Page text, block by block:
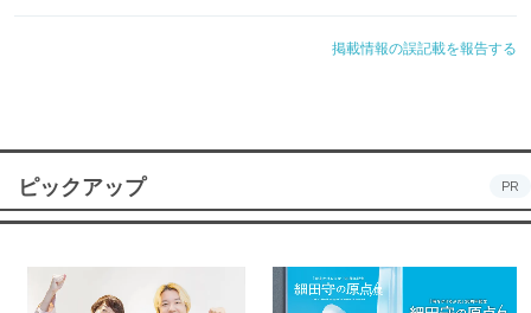
掲載情報の誤記載を報告する
ピックアップ PR